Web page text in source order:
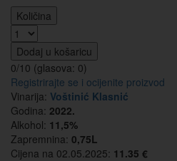
Količina
Dodaj u košaricu
0/10 (glasova: 0)
Registrirajte se i ocijenite proizvod
Vinarija: Voštinić Klasnić
Godina: 2022.
Alkohol: 11,5%
Zapremnina: 0,75L
Cijena na 02.05.2025: 11.35 €